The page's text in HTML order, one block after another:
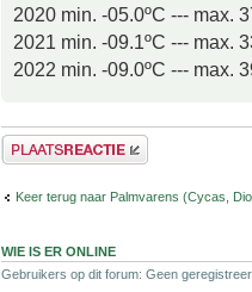
2020 min. -05.0ºC --- max.
2021 min. -09.1ºC --- max.
2022 min. -09.0ºC --- max.
Plaats een reactie
Keer terug naar Palmvarens (Cycas,
WIE IS ER ONLINE
Gebruikers op dit forum: Geen